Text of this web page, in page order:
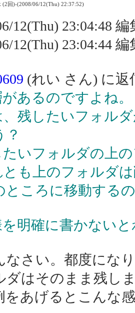
(2回)-(2008/06/12(Thu) 22:37:52)
12(Thu) 23:04:48
12(Thu) 23:04:44
(れい さん) に返
あるのですよね。
、残したいフォル
？
たいフォルダの上
とも上のフォルダ
ところに移動する
を明確に書かない
なさい。都度にな
ダはそのまま残し
をあげるとこんな